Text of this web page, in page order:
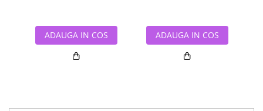
ADAUGA IN COS ADAUGA IN COS